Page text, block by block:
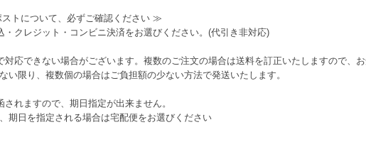
トについて、必ずご確認ください ≫
・クレジット・コンビニ決済をお選びください。(代引き非対応)
対応できない場合がございます。複数のご注文の場合は送料を訂正いたしますので、
い限り、複数個の場合はご負担額の少ない方法で発送いたします。
されますので、期日指定が出来ません。
期日を指定される場合は宅配便をお選びください